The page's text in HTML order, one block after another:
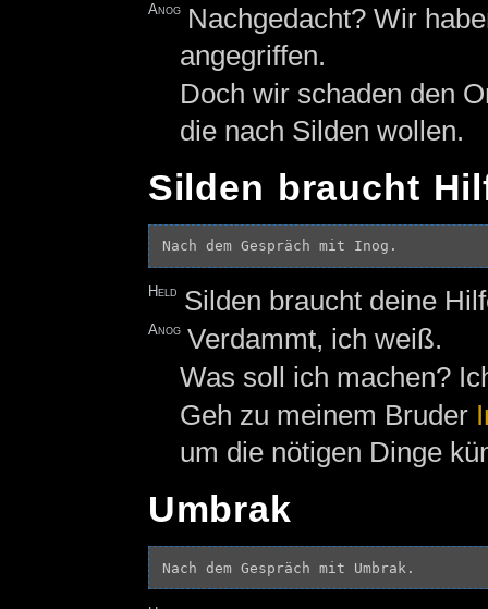
Anog Nachgedacht? Wir
angegriffen.
Doch wir schaden den
die nach Silden wollen.
Silden braucht
Held Silden braucht deine
Anog Verdammt, ich weiß.
Was soll ich machen?
Geh zu meinem Bruder
um die nötigen Dinge
Umbrak